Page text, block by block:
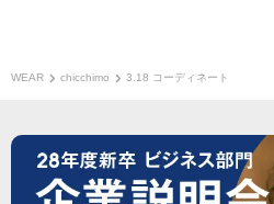
WEAR chicchimo 3.18 コーディネート